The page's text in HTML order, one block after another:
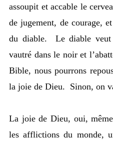
assoupit et accable le
de jugement, de courage,
du diable. Le diable veut
vautré dans le noir et
Bible, nous pourrons
la joie de Dieu. Sinon, on
La joie de Dieu, oui,
les afflictions du monde,